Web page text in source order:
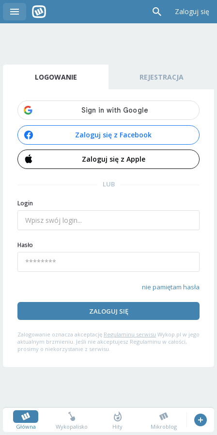
Zaloguj się
LOGOWANIE REJESTRACJA
Zaloguj się z Facebook
Zaloguj się z Apple
LUB
Login
Hasło
nie pamiętam hasła
ZALOGUJ SIĘ
Zalogowanie oznacza akceptację Regulaminu serwisu Wykop.pl w jego
aktualnym brzmieniu. Jeśli nie akceptujesz Regulaminu w całości,
prosimy o niekorzystanie z serwisu.
Główna Wykopalisko Hity Mikroblog